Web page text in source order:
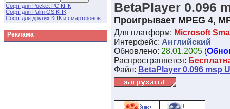
Софт для Pocket PC КПК
Софт для Palm OS КПК
Софт для других КПК и смартфонов
Реклама
BetaPlayer 0.096
Проигрывает MPEG 4,
Для платформ: Microsoft
Интерфейс: Английский
Обновлено: 28.01.2005 (
Распространяется:
Файл: BetaPlayer 0.096 msp